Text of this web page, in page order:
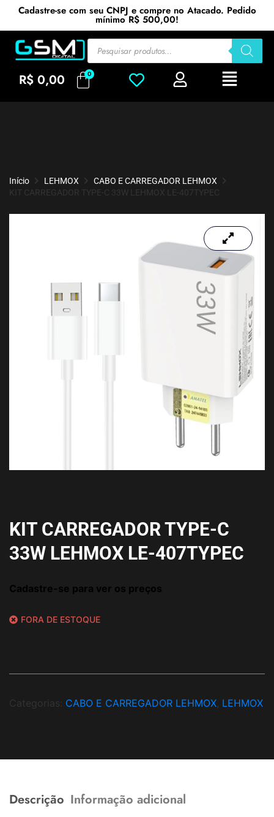
Cadastre-se com seu CNPJ e compre no Atacado. Pedido
mínimo R$ 500,00!
R$ 0,00
Início LEHMOX
CABO E CARREGADOR LEHMOX
KIT CARREGADOR TYPE-C 33W LEHMOX LE-407TYPEC
KIT CARREGADOR TYPE-C
33W LEHMOX LE-407TYPEC
Cadastre-se para ver os preços
FORA DE ESTOQUE
Categorias: CABO E CARREGADOR LEHMOX LEHMOX
Descrição Informação adicional